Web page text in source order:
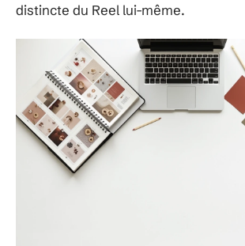
distincte du Reel lui-même.